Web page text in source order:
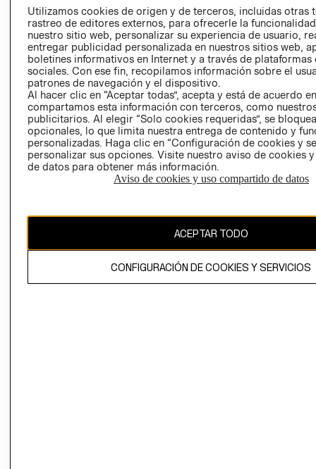
POLÍTICA
EMPRESARIAL
TÉRMINOS Y
CONDICIONES
AVISO DE
PRIVACIDAD
GIFT CARD
AVISO DE
COOKIES
Utilizamos cookies de origen y de terceros, incluidas otras
rastreo de editores externos, para ofrecerle la
nuestro sitio web, personalizar su experiencia de usuario,
entregar publicidad personalizada en nuestros sitios web,
boletines informativos en Internet y a través de plataformas
sociales. Con ese fin, recopilamos información sobre el
patrones de navegación y el dispositivo.
Al hacer clic en “Aceptar todas”, acepta y está de acuerdo
compartamos esta información con terceros, como
publicitarios. Al elegir “Solo cookies requeridas”, se
opcionales, lo que limita nuestra entrega de contenido y
personalizadas. Haga clic en “Configuración de cookies y
personalizar sus opciones. Visite nuestro aviso de cookies
de datos para obtener más información.
Aviso de cookies y uso compartido de datos
ACEPTAR TODO
CONFIGURACIÓN DE COOKIES Y SERVICIOS